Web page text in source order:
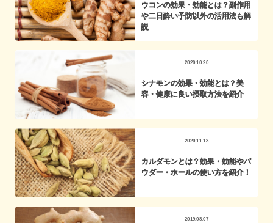
ウコンの効果・効能とは？副作用
や二日酔い予防以外の活用法も解
説
2020.10.20
シナモンの効果・効能とは？美
容・健康に良い摂取方法を紹介
2020.11.13
カルダモンとは？効果・効能やパ
ウダー・ホールの使い方を紹介！
2019.08.07